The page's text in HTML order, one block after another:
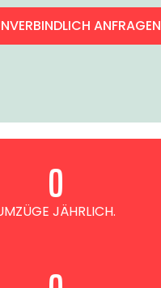
ANFRAGEN
JÄHRLICH.
0